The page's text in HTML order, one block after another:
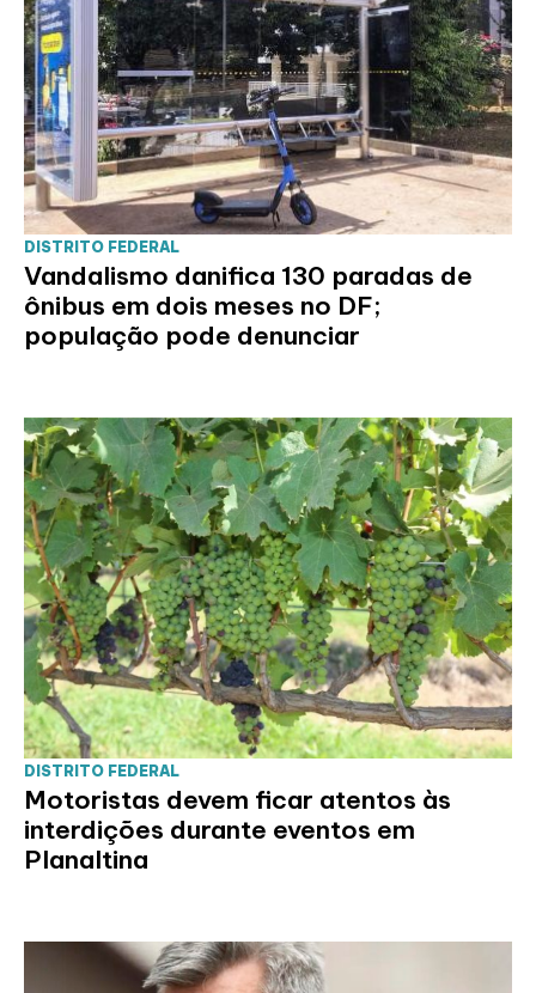
DISTRITO FEDERAL
Vandalismo danifica 130 paradas de
ônibus em dois meses no DF;
população pode denunciar
DISTRITO FEDERAL
Motoristas devem ficar atentos às
interdições durante eventos em
Planaltina